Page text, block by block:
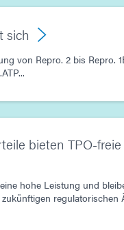
sich
von Repro. 2 bis Repro.
bieten TPO-freie
hohe Leistung und
regulatorischen